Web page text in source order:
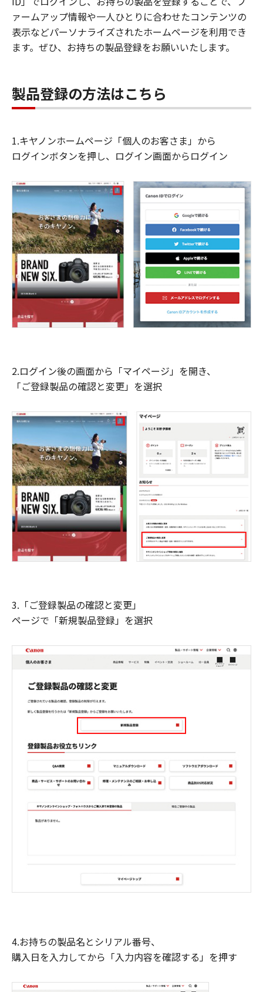
ァームアップ情報や一人ひとりに合わせたコンテンツの
表示などパーソナライズされたホームページを利用でき
ます。ぜひ、お持ちの製品登録をお願いいたします。
製品登録の方法はこちら
1.キヤノンホームページ「個人のお客さま」から
ログインボタンを押し、ログイン画面からログイン
2.ログイン後の画面から「マイページ」を開き、
「ご登録製品の確認と変更」を選択
3.「ご登録製品の確認と変更」
ページで「新規製品登録」を選択
4.お持ちの製品名とシリアル番号、
購入日を入力してから「入力内容を確認する」を押す